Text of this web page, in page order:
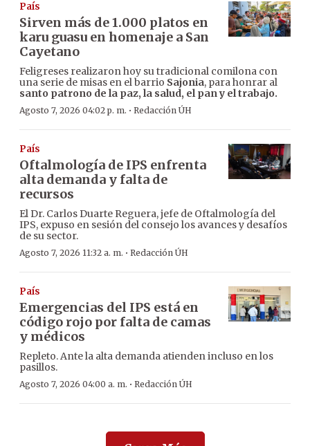
País
Sirven más de 1.000 platos en
karu guasu en homenaje a San
Cayetano
Feligreses realizaron hoy su tradicional comilona con
una serie de misas en el barrio Sajonia, para honrar al
santo patrono de la paz, la salud, el pan y el trabajo.
Agosto 7, 2026 04:02 p. m. · Redacción ÚH
País
Oftalmología de IPS enfrenta
alta demanda y falta de
recursos
El Dr. Carlos Duarte Reguera, jefe de Oftalmología del
IPS, expuso en sesión del consejo los avances y desafíos
de su sector.
Agosto 7, 2026 11:32 a. m. · Redacción ÚH
País
Emergencias del IPS está en
código rojo por falta de camas
y médicos
Repleto. Ante la alta demanda atienden incluso en los
pasillos.
Agosto 7, 2026 04:00 a. m. · Redacción ÚH